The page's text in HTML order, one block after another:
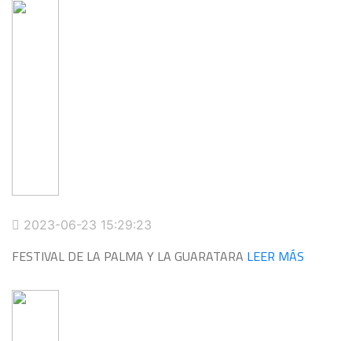
2023-06-23 15:29:23
FESTIVAL DE LA PALMA Y LA GUARATARA LEER MÁS